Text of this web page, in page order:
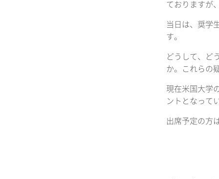
ておりますが
当日は、奨学
す。
どうして、ど
か。これらの
現在米国大学
ントとなって
出席予定の方